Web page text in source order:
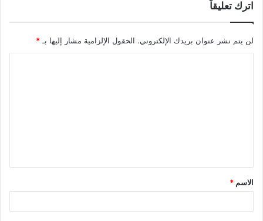
اترك تعليقاً
لن يتم نشر عنوان بريدك الإلكتروني. الحقول الإلزامية مشار إليها بـ*
ق
*
الاسم *